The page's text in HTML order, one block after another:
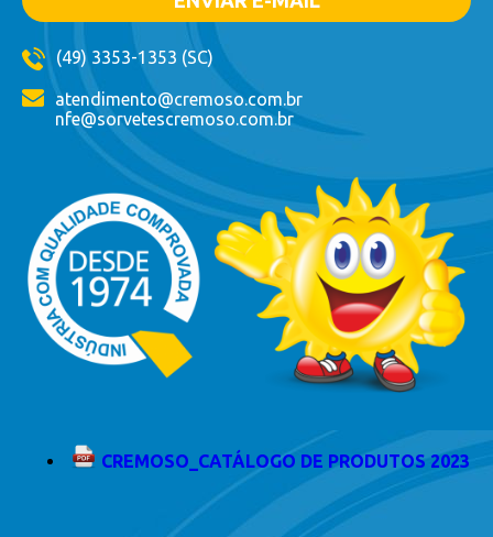
(49) 3353-1353 (SC)
atendimento@cremoso.com.br
nfe@sorvetescremoso.com.br
CREMOSO_CATÁLOGO DE PRODUTOS 2023